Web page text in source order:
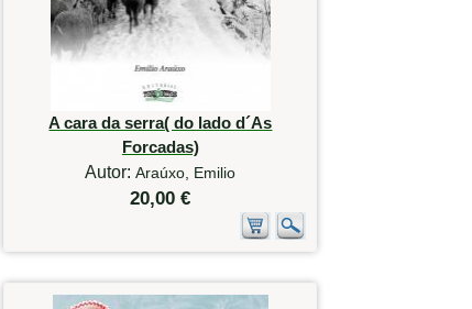
A cara da serra( do lado d´As
Forcadas)
Autor:Araúxo, Emilio
20,00 €